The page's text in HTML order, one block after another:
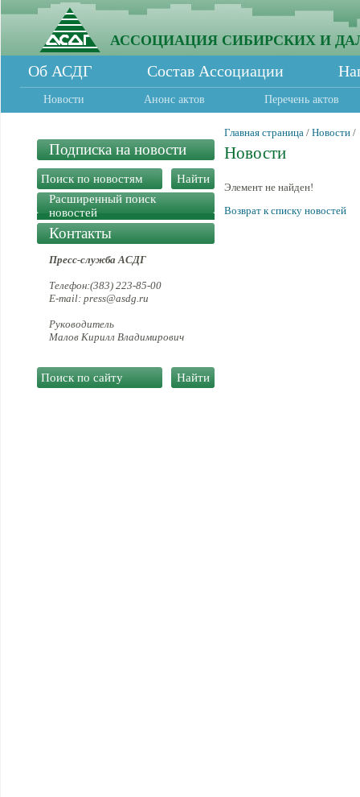
АССОЦИАЦИЯ СИБИРСКИХ И
Об АСДГ Состав Ассоциации
Новости Анонс актов Перечень актов
Подписка на новости
Расширенный поиск
новостей
Контакты
Пресс-служба АСДГ
Телефон:(383) 223-85-00
E-mail: press@asdg.ru
Руководитель
Малов Кирилл Владимирович
Главная страница / Новости /
Новости
Элемент не найден!
Возврат к списку новостей